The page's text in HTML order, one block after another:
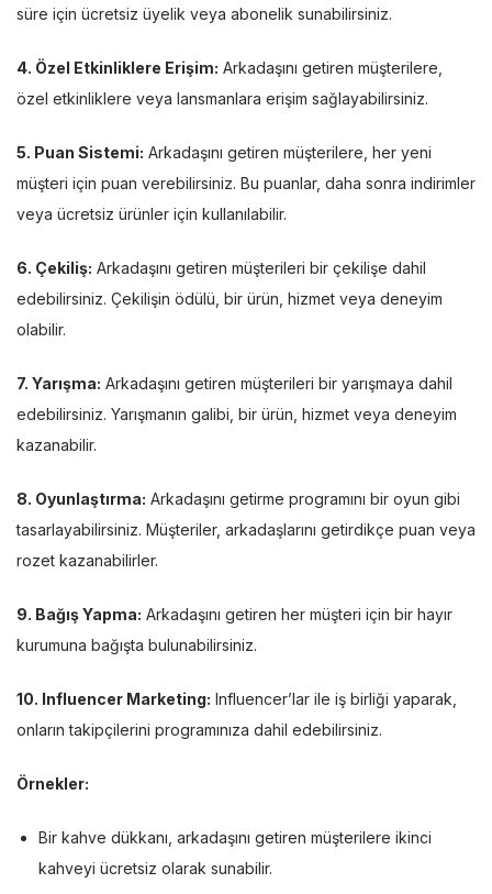
süre için ücretsiz üyelik veya abonelik sunabilirsiniz.
4. Özel Etkinliklere Erişim: Arkadaşını getiren müşterilere,
özel etkinliklere veya lansmanlara erişim sağlayabilirsiniz.
5. Puan Sistemi: Arkadaşını getiren müşterilere, her yeni
müşteri için puan verebilirsiniz. Bu puanlar, daha sonra indirimler
veya ücretsiz ürünler için kullanılabilir.
6. Çekiliş: Arkadaşını getiren müşterileri bir çekilişe dahil
edebilirsiniz. Çekilişin ödülü, bir ürün, hizmet veya deneyim
olabilir.
7. Yarışma: Arkadaşını getiren müşterileri bir yarışmaya dahil
edebilirsiniz. Yarışmanın galibi, bir ürün, hizmet veya deneyim
kazanabilir.
8. Oyunlaştırma: Arkadaşını getirme programını bir oyun gibi
tasarlayabilirsiniz. Müşteriler, arkadaşlarını getirdikçe puan veya
rozet kazanabilirler.
9. Bağış Yapma: Arkadaşını getiren her müşteri için bir hayır
kurumuna bağışta bulunabilirsiniz.
10. Influencer Marketing: Influencer’lar ile iş birliği yaparak,
onların takipçilerini programınıza dahil edebilirsiniz.
Örnekler:
Bir kahve dükkanı, arkadaşını getiren müşterilere ikinci
kahveyi ücretsiz olarak sunabilir.